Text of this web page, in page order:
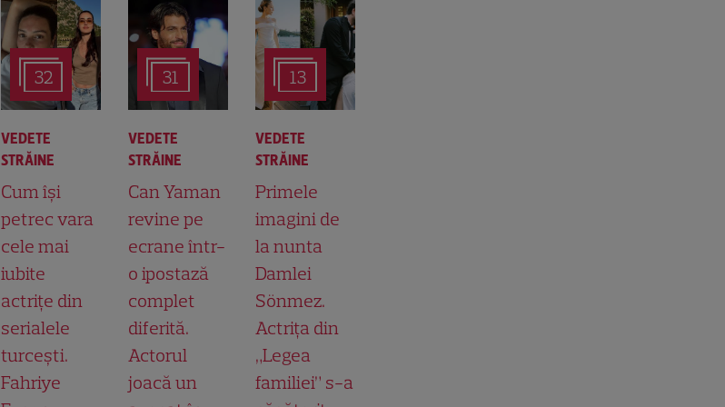
32
VEDETE
STRĂINE
Cum își
petrec vara
cele mai
iubite
actrițe din
serialele
turcești.
Fahriye
31
VEDETE
STRĂINE
Can Yaman
revine pe
ecrane într-
o ipostază
complet
diferită.
Actorul
joacă un
13
VEDETE
STRĂINE
Primele
imagini de
la nunta
Damlei
Sönmez.
Actrița din
„Legea
familiei” s-a